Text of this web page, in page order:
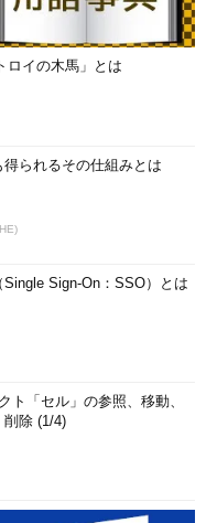
ロイの木馬」とは
られるその仕組みとは
Sign-On：SSO）とは
ト「セル」の参照、移動、
削除 (1/4)